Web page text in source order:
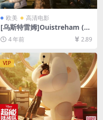
欧美 高清电影
[乌斯特雷姆]Ouistreham (20
21)[百度网盘+迅雷云盘资源1
080P超清未删减][MP4/6GB]
[中文字幕]
4 年前 2.89
VIP